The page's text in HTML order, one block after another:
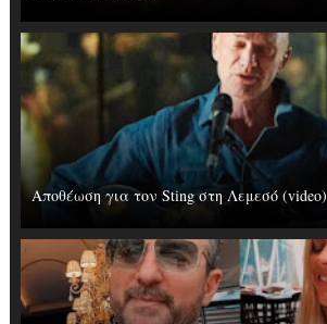
Αποθέωση για τον Sting στη Λεμεσό (video)